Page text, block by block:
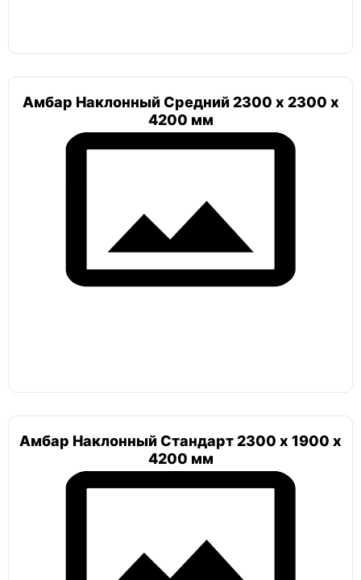
Погреб 3х3
Погреб сварной
Амбар Наклонный Средний 2300 х 2300 х
4200 мм
Амбар Наклонный Стандарт 2300 х 1900 х
4200 мм